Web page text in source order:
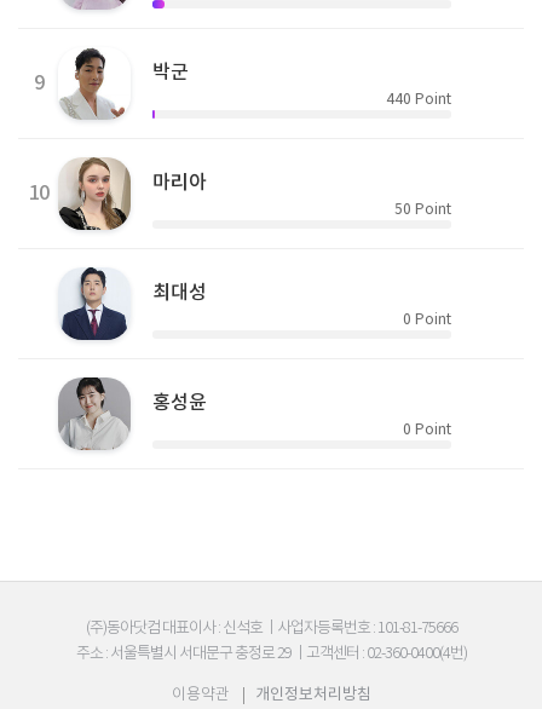
9 박군
440 Point
10 마리아
50 Point
최대성
0 Point
홍성윤
0 Point
(주)동아닷컴 대표이사 : 신석호 | 사업자등록번호 : 101-81-75666
주소 : 서울특별시 서대문구 충정로 29 | 고객센터 : 02-360-0400(4번)
이용약관
| 개인정보처리방침